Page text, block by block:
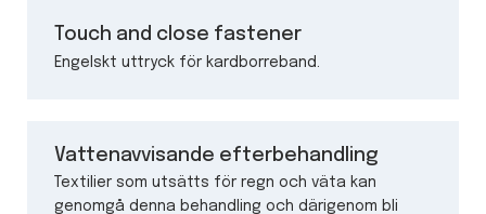
Touch and close fastener
Engelskt uttryck för kardborreband.
Vattenavvisande efterbehandling
Textilier som utsätts för regn och väta kan
genomgå denna behandling och därigenom bli